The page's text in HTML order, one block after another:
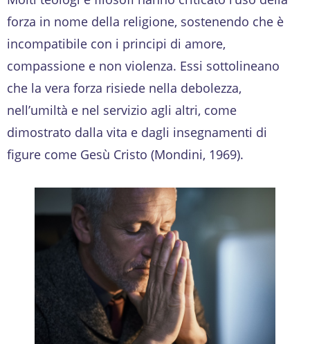
forza in nome della religione, sostenendo che è
incompatibile con i principi di amore,
compassione e non violenza. Essi sottolineano
che la vera forza risiede nella debolezza,
nell’umiltà e nel servizio agli altri, come
dimostrato dalla vita e dagli insegnamenti di
figure come Gesù Cristo (Mondini, 1969).